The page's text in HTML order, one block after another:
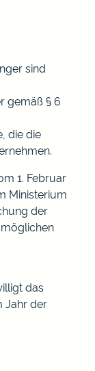
sind
gemäß § 6
die die
1. Februar
Ministerium
der
das
Jahr der